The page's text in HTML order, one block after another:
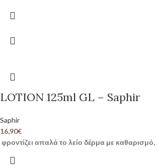
LOTION 125ml GL – Saphir
Saphir
16,90€
φροντίζει απαλά το λείο δέρμα με